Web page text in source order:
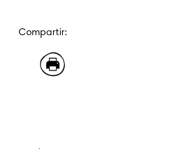
Compartir: